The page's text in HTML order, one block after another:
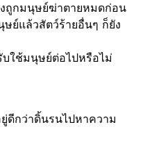
งถูกมนุษย์ฆ่าตายหมดก่อน
ย์แล้วสัตว์ร้ายอื่นๆ ก็ยัง
บใช้มนุษย์ต่อไปหรือไม่
ดีกว่าดิ้นรนไปหาความ